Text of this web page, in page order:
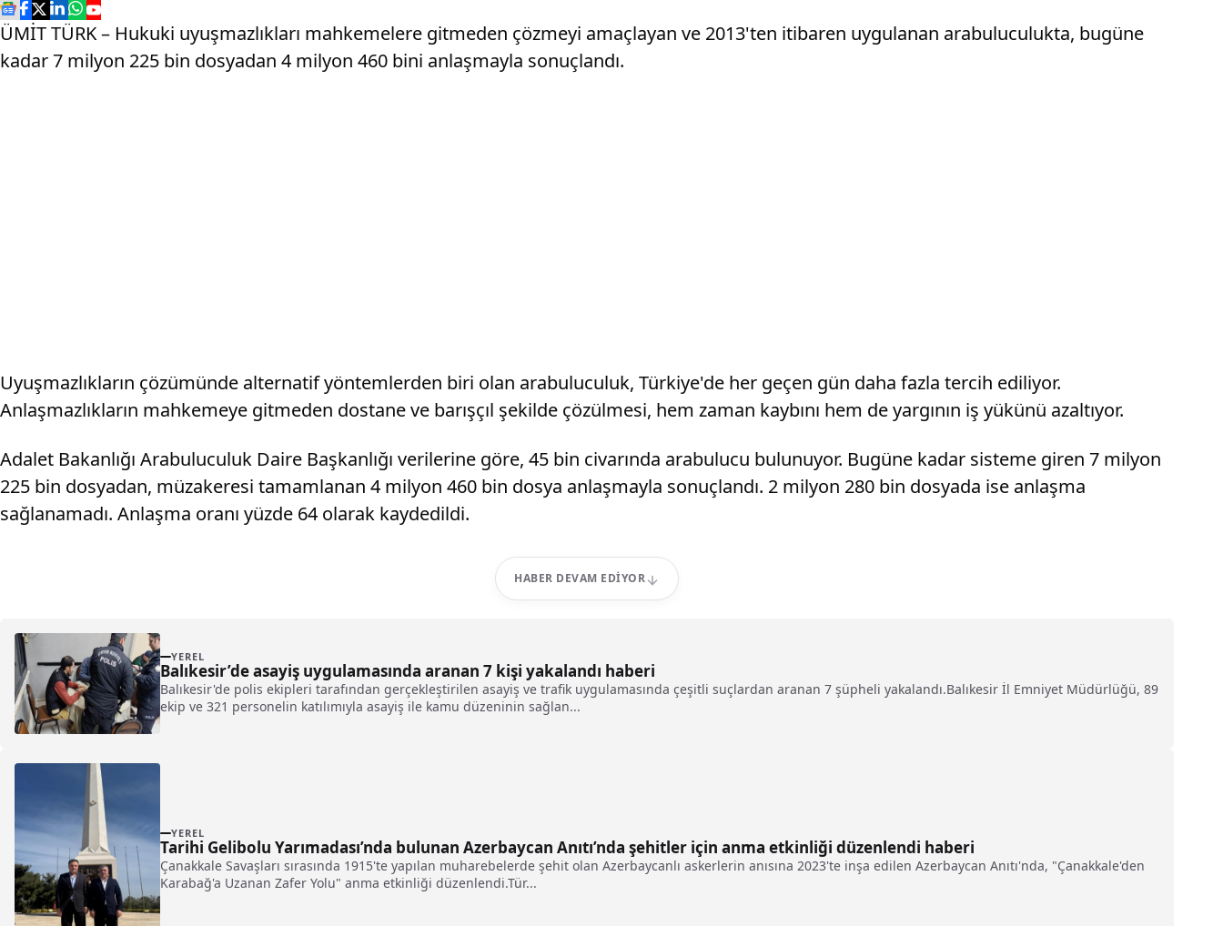
ÜMİT TÜRK – Hukuki uyuşmazlıkları mahkemelere gitmeden çözmeyi amaçlayan ve 2013'ten itibaren uygulanan arabuluculukta, bugüne
kadar 7 milyon 225 bin dosyadan 4 milyon 460 bini anlaşmayla sonuçlandı.
Uyuşmazlıkların çözümünde alternatif yöntemlerden biri olan arabuluculuk, Türkiye'de her geçen gün daha fazla tercih ediliyor.
Anlaşmazlıkların mahkemeye gitmeden dostane ve barışçıl şekilde çözülmesi, hem zaman kaybını hem de yargının iş yükünü azaltıyor.
Adalet Bakanlığı Arabuluculuk Daire Başkanlığı verilerine göre, 45 bin civarında arabulucu bulunuyor. Bugüne kadar sisteme giren 7 milyon
225 bin dosyadan, müzakeresi tamamlanan 4 milyon 460 bin dosya anlaşmayla sonuçlandı. 2 milyon 280 bin dosyada ise anlaşma
sağlanamadı. Anlaşma oranı yüzde 64 olarak kaydedildi.
HABER DEVAM EDIYOR
YEREL
Balıkesir’de asayiş uygulamasında aranan 7 kişi yakalandı haberi
Balıkesir'de polis ekipleri tarafından gerçekleştirilen asayiş ve trafik uygulamasında çeşitli suçlardan aranan 7 şüpheli yakalandı.Balıkesir İl Emniyet Müdürlüğü, 89
ekip ve 321 personelin katılımıyla asayiş ile kamu düzeninin sağlan...
YEREL
Tarihi Gelibolu Yarımadası’nda bulunan Azerbaycan Anıtı’nda şehitler için anma etkinliği düzenlendi haberi
Çanakkale Savaşları sırasında 1915'te yapılan muharebelerde şehit olan Azerbaycanlı askerlerin anısına 2023'te inşa edilen Azerbaycan Anıtı'nda, "Çanakkale'den
Karabağ'a Uzanan Zafer Yolu" anma etkinliği düzenlendi.Tür...